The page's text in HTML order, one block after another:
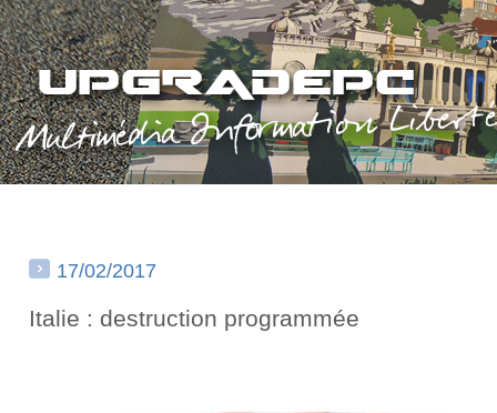
17/02/2017
Italie : destruction programmée